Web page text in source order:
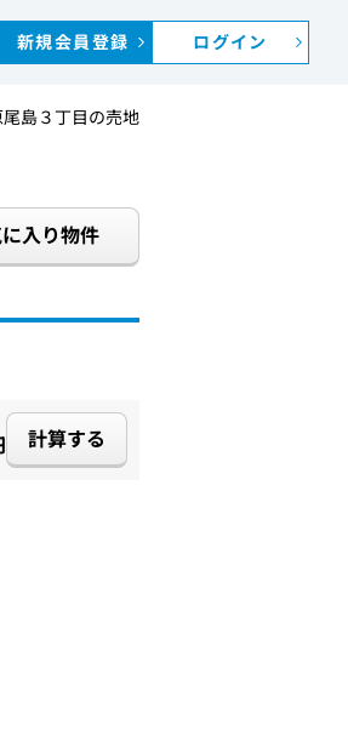
新規会員登録 ログイン
島３丁目の売地
入り物件
計算する